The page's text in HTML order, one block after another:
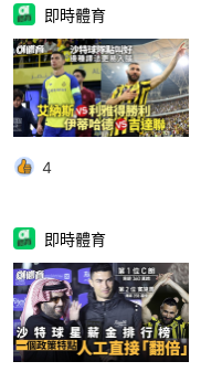
即時體育
4
即時體育